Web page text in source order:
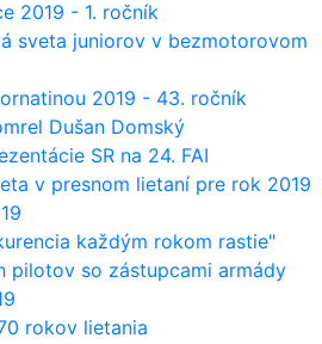
2019 - 1. ročník
sveta juniorov v bezmotorovom
2019 - 43. ročník
Dušan Domský
SR na 24. FAI
v presnom lietaní pre rok 2019
každým rokom rastie"
pilotov so zástupcami armády
rokov lietania